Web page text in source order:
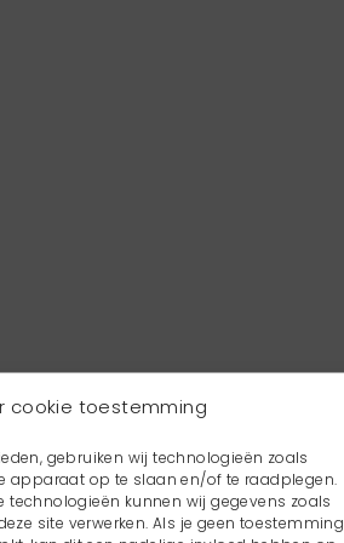
cookie toestemming
gebruiken wij technologieën zoals
apparaat op te slaan en/of te raadplegen.
technologieën kunnen wij gegevens zoals
site verwerken. Als je geen toestemming